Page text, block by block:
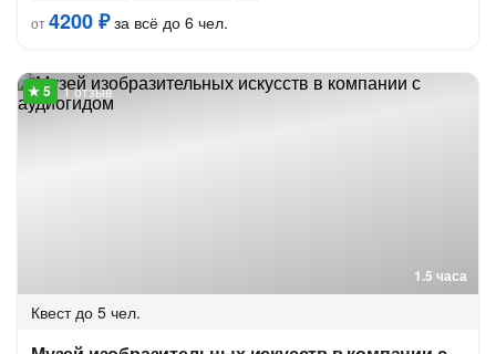
от4200 ₽за всё до 6 чел.
1.5 часа
1 отзыв
Квест до 5 чел.